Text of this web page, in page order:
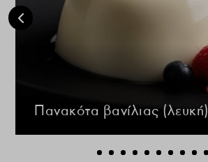
Πανακότα βανίλιας (λευκή)